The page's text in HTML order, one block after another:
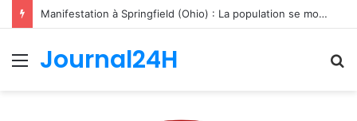
Manifestation à Springfield (Ohio) : La population se mobilise pour les Haïtiens face au TPS et aux bracelets électroniques
Menu
Journal24H